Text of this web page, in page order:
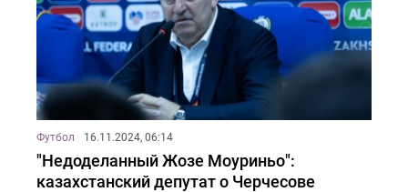
Футбол 16.11.2024, 06:14
"Недоделанный Жозе Моуриньо":
казахстанский депутат о Черчесове